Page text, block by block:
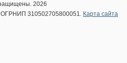
защищены. 2026
ОГРНИП 310502705800051. Карта сайта